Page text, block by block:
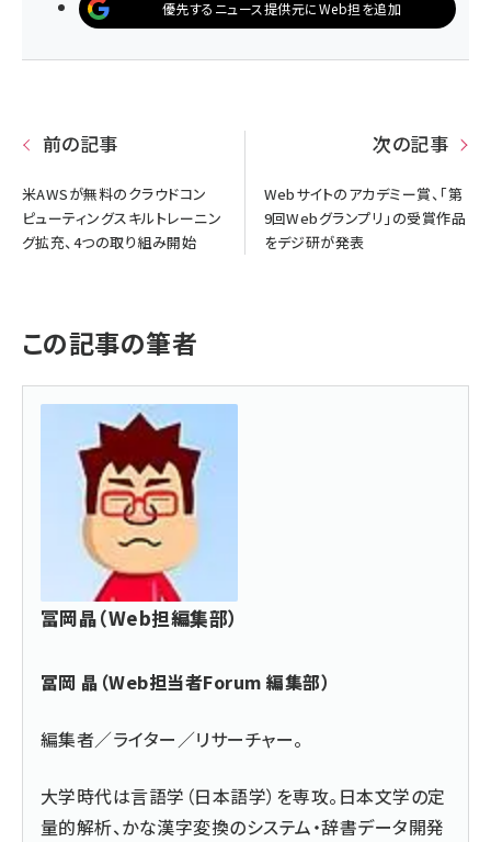
優先するニュース提供元にWeb担を追加
前の記事
米AWSが無料のクラウドコン
ピューティングスキルトレーニン
グ拡充、4つの取り組み開始
次の記事
Webサイトのアカデミー賞、「第
9回Webグランプリ」の受賞作品
をデジ研が発表
この記事の筆者
冨岡晶（Web担編集部）
冨岡 晶（Web担当者Forum 編集部）
編集者／ライター／リサーチャー。
大学時代は言語学（日本語学）を専攻。日本文学の定
量的解析、かな漢字変換のシステム・辞書データ開発